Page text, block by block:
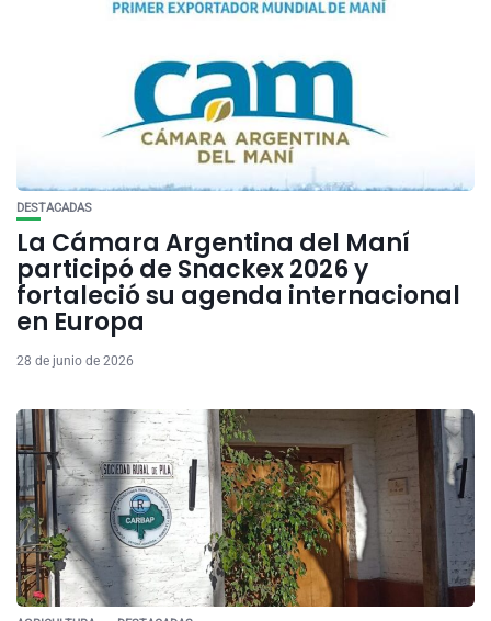
DESTACADAS
La Cámara Argentina del Maní
participó de Snackex 2026 y
fortaleció su agenda internacional
en Europa
28 de junio de 2026